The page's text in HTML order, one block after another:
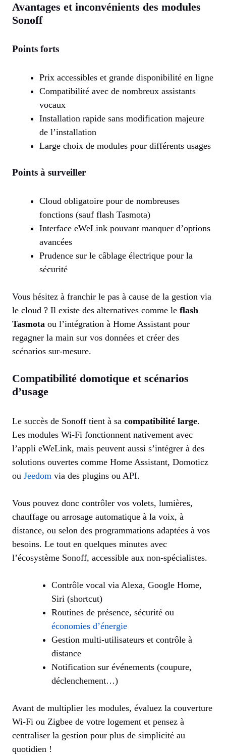
Avantages et inconvénients des modules
Sonoff
Points forts
Prix accessibles et grande disponibilité en ligne
Compatibilité avec de nombreux assistants
vocaux
Installation rapide sans modification majeure
de l’installation
Large choix de modules pour différents usages
Points à surveiller
Cloud obligatoire pour de nombreuses
fonctions (sauf flash Tasmota)
Interface eWeLink pouvant manquer d’options
avancées
Prudence sur le câblage électrique pour la
sécurité
Vous hésitez à franchir le pas à cause de la gestion via
le cloud ? Il existe des alternatives comme le flash
Tasmota ou l’intégration à Home Assistant pour
regagner la main sur vos données et créer des
scénarios sur-mesure.
Compatibilité domotique et scénarios
d’usage
Le succès de Sonoff tient à sa compatibilité large.
Les modules Wi-Fi fonctionnent nativement avec
l’appli eWeLink, mais peuvent aussi s’intégrer à des
solutions ouvertes comme Home Assistant, Domoticz
ou Jeedom via des plugins ou API.
Vous pouvez donc contrôler vos volets, lumières,
chauffage ou arrosage automatique à la voix, à
distance, ou selon des programmations adaptées à vos
besoins. Le tout en quelques minutes avec
l’écosystème Sonoff, accessible aux non-spécialistes.
Contrôle vocal via Alexa, Google Home,
Siri (shortcut)
Routines de présence, sécurité ou
économies d’énergie
Gestion multi-utilisateurs et contrôle à
distance
Notification sur événements (coupure,
déclenchement…)
Avant de multiplier les modules, évaluez la couverture
Wi-Fi ou Zigbee de votre logement et pensez à
centraliser la gestion pour plus de simplicité au
quotidien !